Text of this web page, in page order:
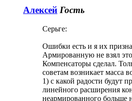
Алексей Гость
Серьге:
Ошибки есть и я их
Армированную не взял
Компенсаторы сделал.
советам возникает масса
1) с какой радости будут
линейного расширения
неармированного больше